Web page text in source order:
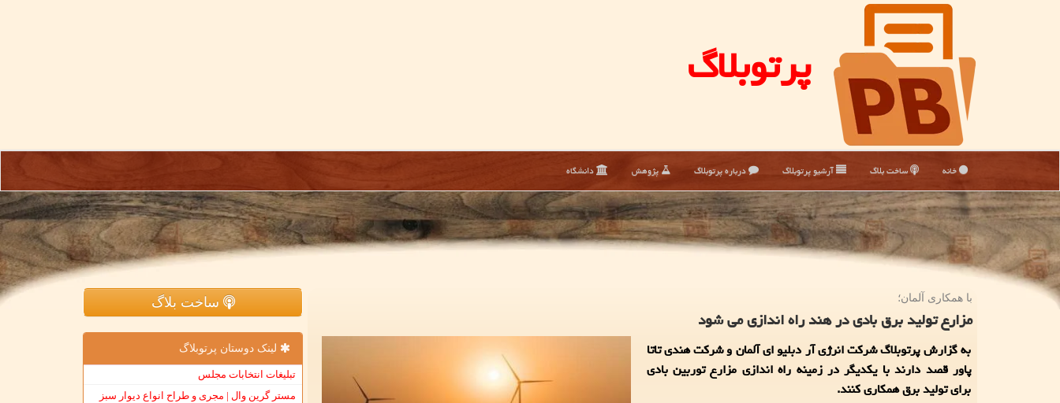
پرتوبلاگ
خانه ساخت بلاگ آرشیو پرتوبلاگ درباره پرتوبلاگ پژوهش دانشگاه
با همكاری آلمان؛
مزارع تولید برق بادی در هند راه اندازی می شود
به گزارش پرتوبلاگ شرکت انرژی آر دبلیو ای آلمان و شرکت هندی تاتا
پاور قصد دارند با یکدیگر در زمینه راه اندازی مزارع توربین بادی
برای تولید برق همکاری کنند.
ساخت بلاگ
لینک دوستان پرتوبلاگ
تبلیغات انتخابات مجلس
مستر گرین وال | مجری و طراح انواع دیوار سبز